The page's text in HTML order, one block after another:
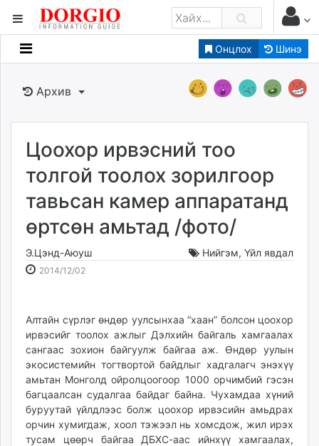
Онцлох Шинэ
Мэдээллийн
Банк санхүү
Бизнес ААН
Төрийн
Нийслэлийн
dorgio.mn
Gogo.mn
caak.mn
news.mn
zindaa.mn
ikon.mn
mnb.mn
Livetv.mn
Eguur.mn
24tsag.mn
shuud.mn
eagle.mn
Архив
Цоохор ирвэсний тоо
толгой тоолох зорилгоор
тавьсан камер аппаратанд
өртсөн амьтад /фото/
Э.Цэнд-Аюуш Нийгэм, Үйл явдал
2014/12/02
00:00:16
22:56:34
Алтайн сүрлэг өндөр уулсынхаа “хаан” болсон цоохор
ирвэсийг тоолох ажлыг Дэлхийн байгаль хамгаалах
сангаас зохион байгуулж байгаа аж. Өндөр уулын
экосистемийн тогтвортой байдлыг хадгалагч энэхүү
амьтан Монголд ойролцоогоор 1000 орчимбий гэсэн
багцаалсан судалгаа байдаг байна. Чухамдаа хүний
буруутай үйлдлээс болж цоохор ирвэсийн амьдрах
орчин хумигдаж, хоол тэжээл нь хомсдож, жил ирэх
тусам цөөрч байгаа ДБХС-аас ийнхүү хамгаалах,